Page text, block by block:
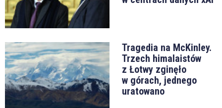
Tragedia na McKinley.
Trzech himalaistów
z Łotwy zginęło
w górach, jednego
uratowano